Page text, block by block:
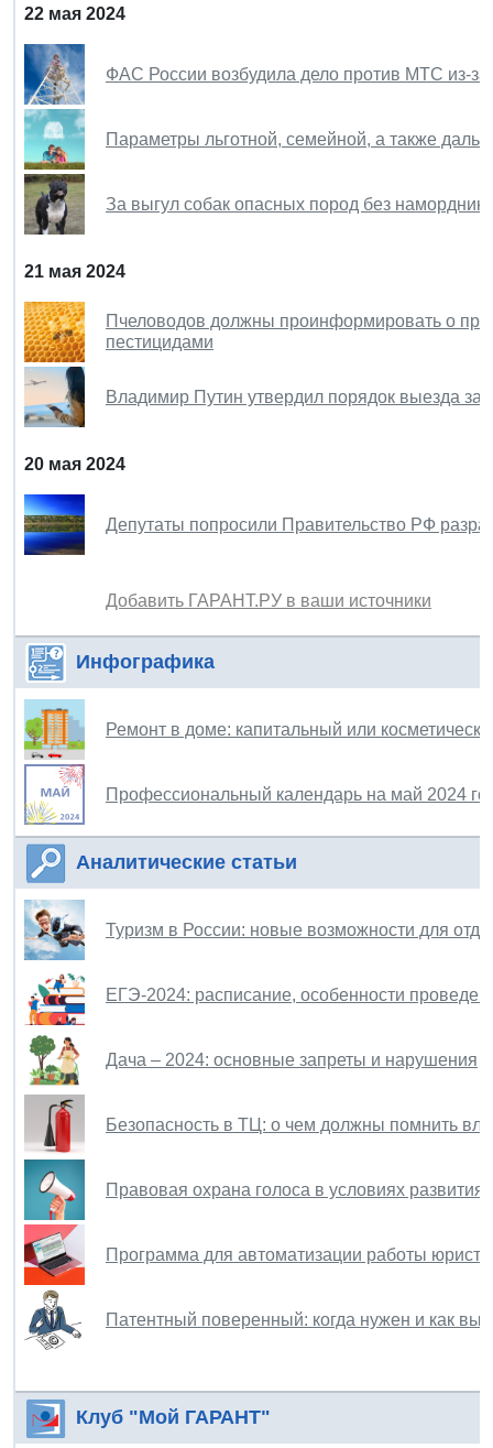
22 мая 2024
ФАС России возбудила дело против МТС из-
Параметры льготной, семейной, а также
За выгул собак опасных пород без
21 мая 2024
Пчеловодов должны проинформировать о
пестицидами
Владимир Путин утвердил порядок выезда за
20 мая 2024
Депутаты попросили Правительство РФ
Добавить ГАРАНТ.РУ в ваши источники
Инфографика
Ремонт в доме: капитальный или
Профессиональный календарь на май 2024
Аналитические статьи
Туризм в России: новые возможности для
ЕГЭ-2024: расписание, особенности
Дача – 2024: основные запреты и нарушения
Безопасность в ТЦ: о чем должны помнить
Правовая охрана голоса в условиях развития
Программа для автоматизации работы
Патентный поверенный: когда нужен и как
Клуб "Мой ГАРАНТ"